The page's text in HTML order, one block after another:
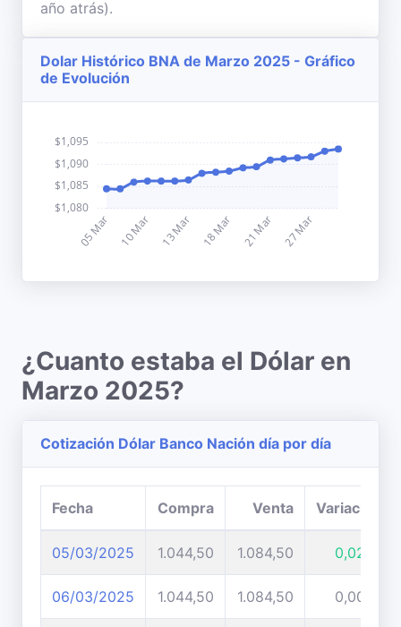
año atrás).
Dolar Histórico BNA de Marzo 2025 - Gráfico
de Evolución
¿Cuanto estaba el Dólar en
Marzo 2025?
Cotización Dólar Banco Nación día por día
Fecha Compra Venta Variación
05/03/2025 1.044,50 1.084,50 0,02%
06/03/2025 1.044,50 1.084,50 0,00%